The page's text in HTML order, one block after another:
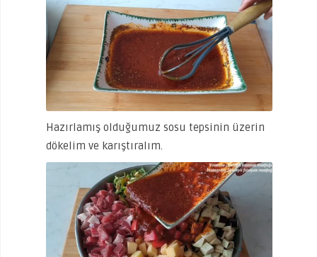
Hazırlamış olduğumuz sosu tepsinin üzerin
dökelim ve karıştıralım.